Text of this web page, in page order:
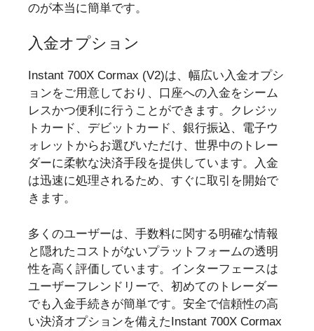
のが本当に簡単です。
入金オプション
Instant 700X Cormax (V2)は、幅広い入金オプシ
ョンをご用意しており、口座への入金をシーム
レスかつ便利に行うことができます。クレジッ
トカード、デビットカード、銀行振込、電子ウ
ォレットからお選びいただけ、世界中のトレー
ダーに柔軟な決済手段を提供しています。入金
は迅速に処理されるため、すぐに取引を開始で
きます。
多くのユーザーは、手数料に関する明確な情報
と隠れたコストがないプラットフォームの透明
性を高く評価しています。インターフェースは
ユーザーフレンドリーで、初めてのトレーダー
でも入金手続きが簡単です。安全で信頼性の高
い決済オプションを備えたInstant 700X Cormax